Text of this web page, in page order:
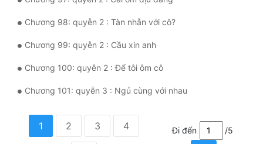
Chương 98: quyễn 2 : Tàn nhẫn với cô?
Chương 99: quyễn 2 : Cầu xin anh
Chương 100: quyễn 2 : Để tôi ôm cô
Chương 101: quyễn 3 : Ngủ cùng với nhau
1 2 3 4 Đi đến
/5